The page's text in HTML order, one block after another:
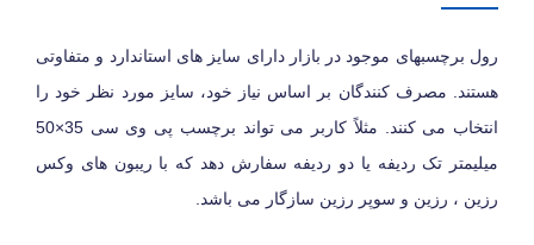
رول برچسبهای موجود در بازار دارای سایز های استاندارد و متفاوتی
هستند. مصرف کنندگان بر اساس نیاز خود، سایز مورد نظر خود را
انتخاب می کنند. مثلاً کاربر می تواند برچسب پی وی سی 35×50
میلیمتر تک ردیفه یا دو ردیفه سفارش دهد که با ریبون های وکس
رزین ، رزین و سوپر رزین سازگار می باشد.